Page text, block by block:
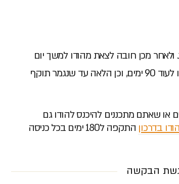
90 ימים ברציפות. ולאחר מכן חובה לצאת מהודו למשך יום
אחד לפחות, ולאחר מכן ניתן לחזור להודו לעוד 90 ימים, וכן הלאה עד שנגמר תוקף
ואתם טסים להודו ליותר מ90 ימים או שאתם מתכננים להיכנס להודו גם
בדרכון
התקפה ל180 ימים בכל כניסה
הבקשה